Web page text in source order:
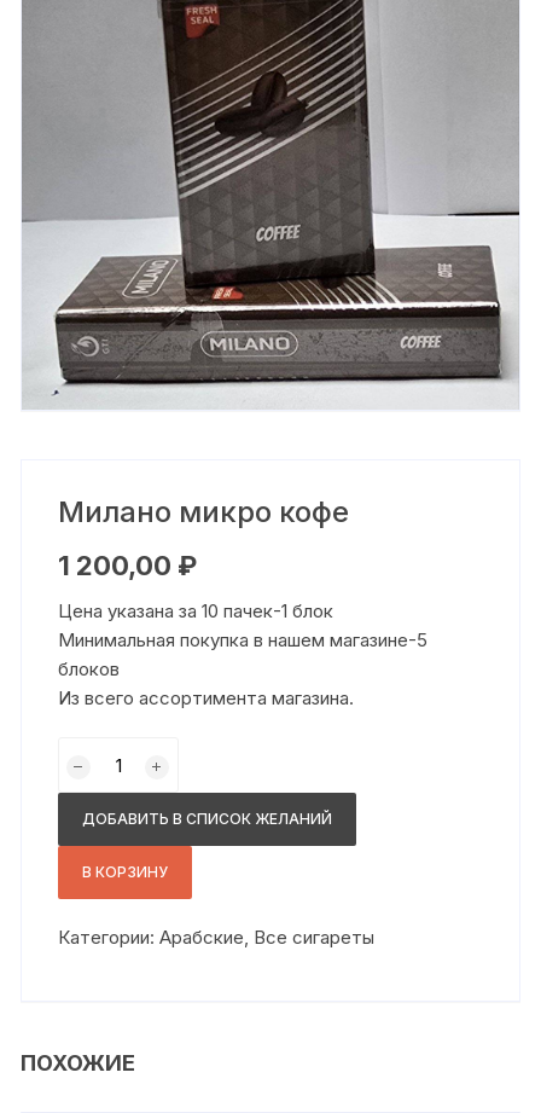
Милано микро кофе
1 200,00 ₽
Цена указана за 10 пачек-1 блок
Минимальная покупка в нашем магазине-5
блоков
Из всего ассортимента магазина.
товара
Милано
кофе
ДОБАВИТЬ В СПИСОК ЖЕЛАНИЙ
В КОРЗИНУ
Категории:Арабские, Все сигареты
ПОХОЖИЕ